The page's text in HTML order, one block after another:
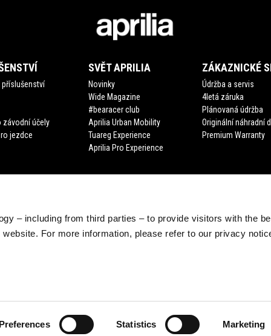
– including from third parties – to provide visitors with the
website. For more information, please refer to our privacy
Statistics Marketing
příslušenství
závodní účely
jezdce
SVĚT APRILIA
Novinky
Wide Magazine
#bearacer club
Aprilia Urban Mobility
Tuareg Experience
Aprilia Pro Experience
ZÁKAZNICKÉ
Údržba a servis
4letá záruka
Plánovaná údržba
Originální náhradní
Premium Warranty